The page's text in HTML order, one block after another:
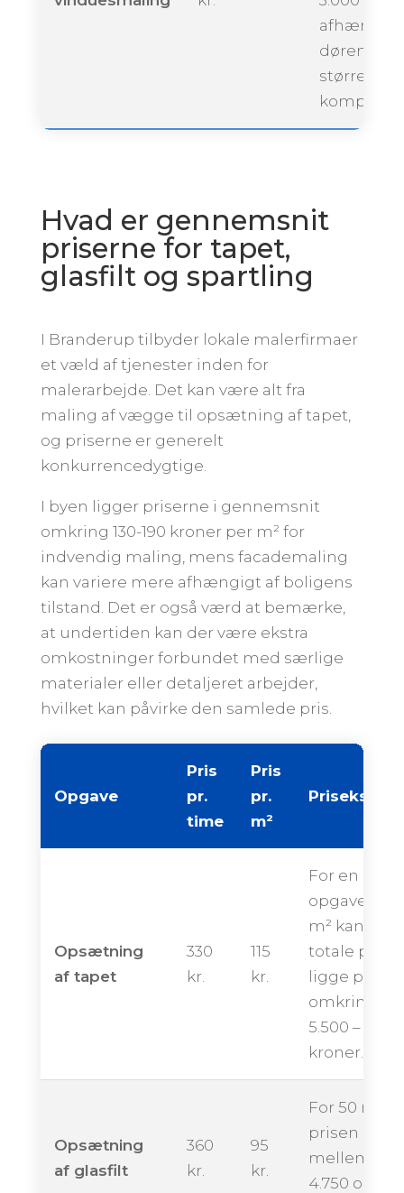
afhængigt
dørenes
størrelse
Hvad er gennemsnit
priserne for tapet,
glasfilt og spartling
I Branderup tilbyder lokale malerfirmaer
et væld af tjenester inden for
malerarbejde. Det kan være alt fra
maling af vægge til opsætning af tapet,
og priserne er generelt
konkurrencedygtige.
I byen ligger priserne i gennemsnit
omkring 130-190 kroner per m² for
indvendig maling, mens facademaling
kan variere mere afhængigt af boligens
tilstand. Det er også værd at bemærke,
at undertiden kan der være ekstra
omkostninger forbundet med særlige
materialer eller detaljeret arbejder,
hvilket kan påvirke den samlede pris.
Opgave
Pris
pr.
time
Pris
pr.
m²
Opsætning
af tapet
330
kr.
115
kr.
For en
opgave på
m² kan den
totale pris
ligge på
omkring
5.500 –
kroner.
Opsætning
af glasfilt
360
kr.
95
kr.
For 50 m²
prisen ende
mellem ca.
4.750 og